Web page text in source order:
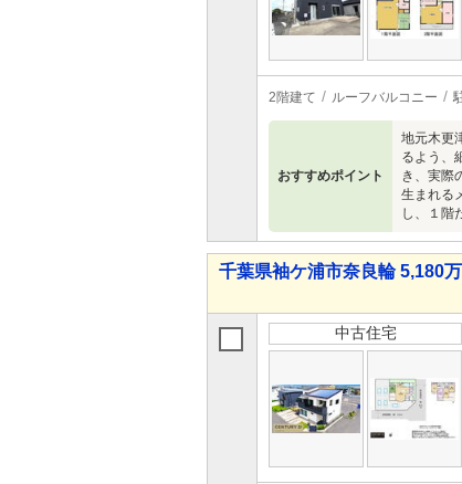
2階建て ルーフバルコニー
おすすめポイント
地元木更
るよう、
き、実際
生まれる
し、１階
千葉県袖ケ浦市奈良輪 5,180
中古住宅